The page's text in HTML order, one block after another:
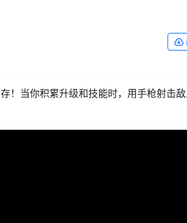
！当你积累升级和技能时，用手枪射击